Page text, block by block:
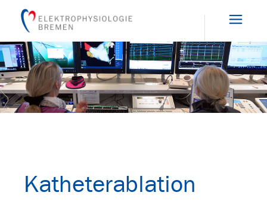
Katheterablation